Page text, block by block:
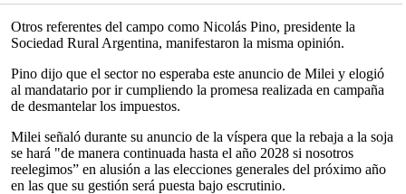
Otros referentes del campo como Nicolás Pino, presidente la
Sociedad Rural Argentina, manifestaron la misma opinión.
Pino dijo que el sector no esperaba este anuncio de Milei y elogió
al mandatario por ir cumpliendo la promesa realizada en campaña
de desmantelar los impuestos.
Milei señaló durante su anuncio de la víspera que la rebaja a la soja
se hará "de manera continuada hasta el año 2028 si nosotros
reelegimos” en alusión a las elecciones generales del próximo año
en las que su gestión será puesta bajo escrutinio.